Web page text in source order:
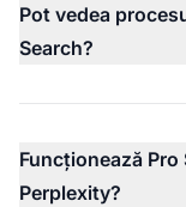
Pot vedea
Search?
Funcționează
Perplexity?